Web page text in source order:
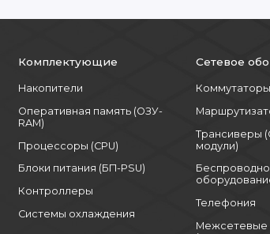
Комплектующие
Накопители
Оперативная память (ОЗУ-
RAM)
Процессоры (CPU)
Блоки питания (БП-PSU)
Контроллеры
Системы охлаждения
Сетевое
Трансиверы
модули)
Телефония
Межсетевые